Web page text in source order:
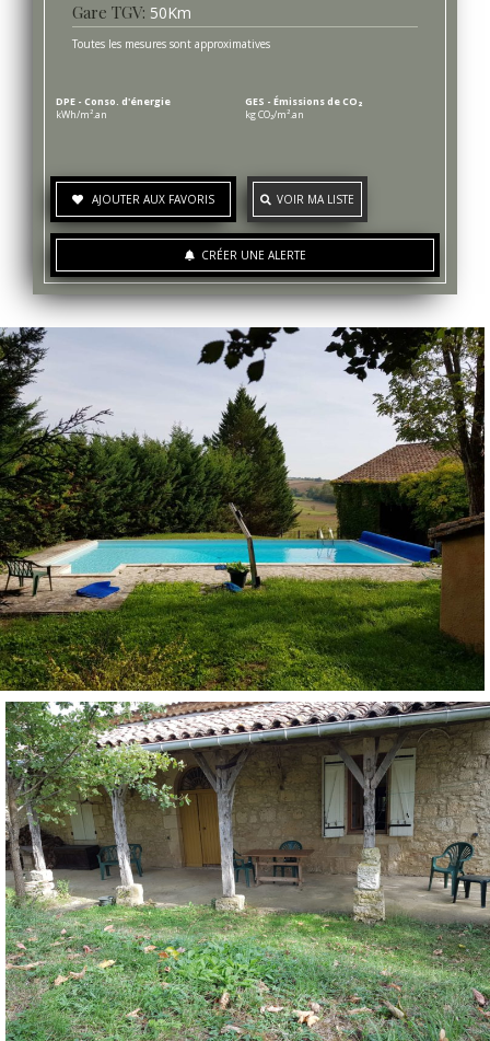
Gare TGV 50Km
Toutes les mesures sont approximatives
DPE - Conso. d'énergie
kWh/m².an
GES - Émissions de CO₂
kg CO₂/m².an
AJOUTER AUX FAVORIS VOIR MA LISTE
CRÉER UNE ALERTE